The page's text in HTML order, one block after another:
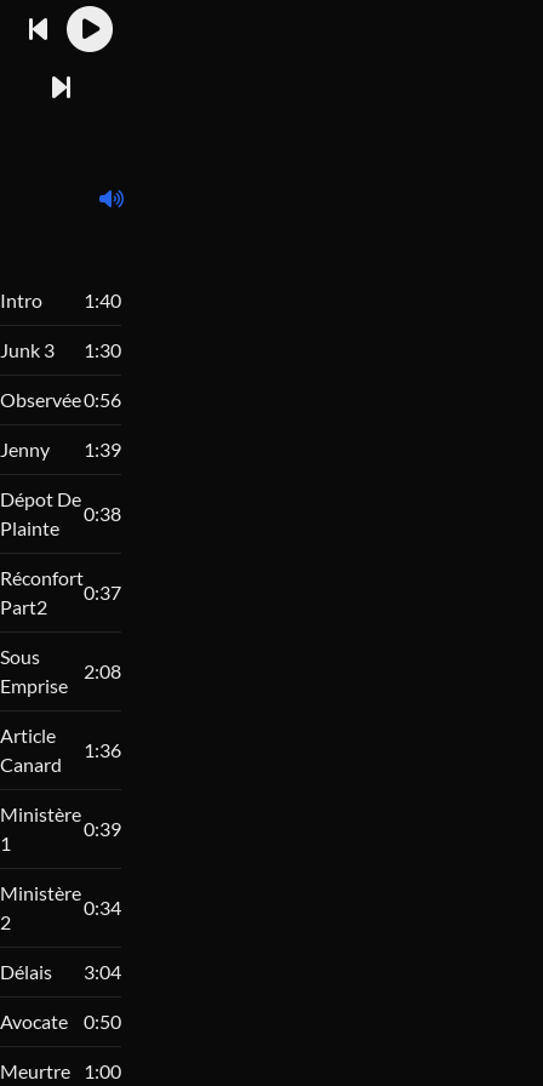
Intro 1:40
Junk 3 1:30
Observée0:56
Jenny 1:39
Dépot De
Plainte
0:38
Réconfort
Part2
0:37
Sous
Emprise
2:08
Article
Canard
1:36
Ministère
1
0:39
Ministère
2
0:34
Délais 3:04
Avocate 0:50
Meurtre 1:00